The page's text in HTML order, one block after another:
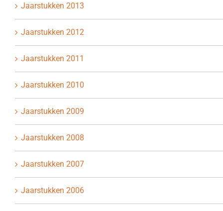
Jaarstukken 2013
Jaarstukken 2012
Jaarstukken 2011
Jaarstukken 2010
Jaarstukken 2009
Jaarstukken 2008
Jaarstukken 2007
Jaarstukken 2006